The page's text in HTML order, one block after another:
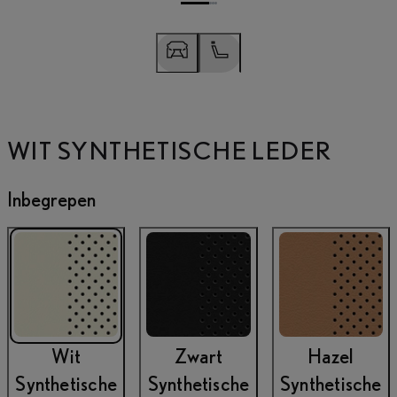
WIT SYNTHETISCHE LEDER
Inbegrepen
Wit
Synthetische
Zwart
Synthetische
Hazel
Synthetische